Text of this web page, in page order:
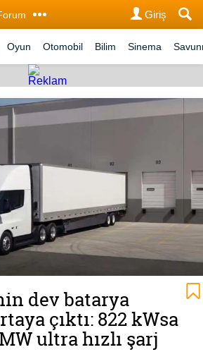
Giriş
Oyun Otomobil Bilim Sinema
dev batarya
çıktı: 822 kWsa
ultra hızlı şarj